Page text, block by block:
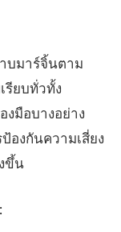
บมาร์จิ้นตาม
รียบทั่วทั้ง
งมือบางอย่าง
องกันความเสี่ยง
ขึ้น